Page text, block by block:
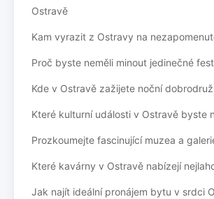
Ostravě
Kam vyrazit z Ostravy na
Proč byste neměli minout jedinečné
Kde v Ostravě zažijete noční
Které kulturní události v Ostravě byste
Prozkoumejte fascinující muzea a
Které kavárny v Ostravě nabízejí
Jak najít ideální pronájem bytu v srdci